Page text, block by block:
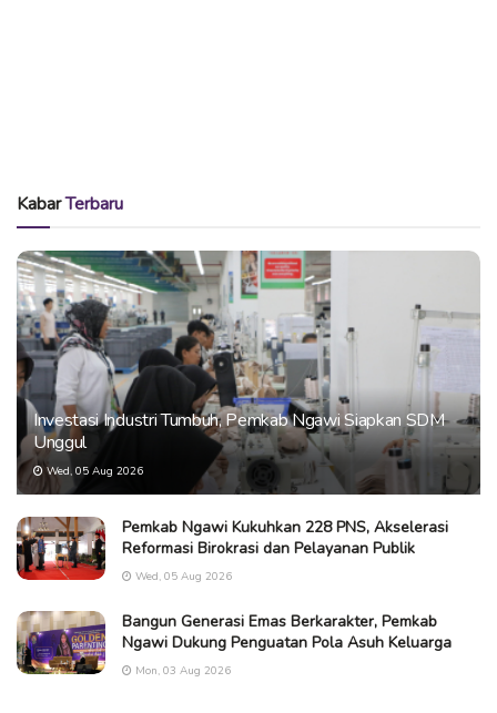
KabarTerbaru
Investasi Industri Tumbuh, Pemkab Ngawi Siapkan SDM
Unggul
Wed, 05 Aug 2026
Pemkab Ngawi Kukuhkan 228 PNS, Akselerasi
Reformasi Birokrasi dan Pelayanan Publik
Wed, 05 Aug 2026
Bangun Generasi Emas Berkarakter, Pemkab
Ngawi Dukung Penguatan Pola Asuh Keluarga
Mon, 03 Aug 2026